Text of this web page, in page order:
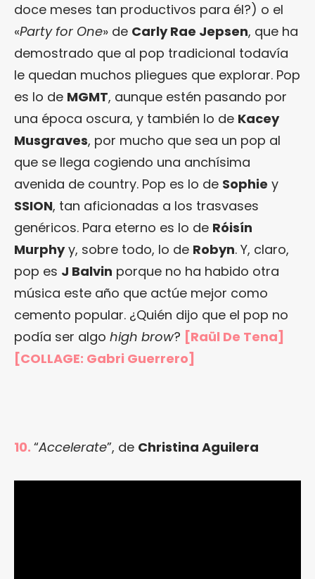
doce meses tan productivos para él?) o el
«Party for One» de Carly Rae Jepsen, que ha
demostrado que al pop tradicional todavía
le quedan muchos pliegues que explorar. Pop
es lo de MGMT, aunque estén pasando por
una época oscura, y también lo de Kacey
Musgraves, por mucho que sea un pop al
que se llega cogiendo una anchísima
avenida de country. Pop es lo de Sophie y
SSION, tan aficionadas a los trasvases
genéricos. Para eterno es lo de Róisín
Murphyy, sobre todo, lo de Robyn. Y, claro,
pop es J Balvin porque no ha habido otra
música este año que actúe mejor como
cemento popular. ¿Quién dijo que el pop no
podía ser algo high brow? [Raül De Tena]
[COLLAGE: Gabri Guerrero]
10. “Accelerate”, de Christina Aguilera